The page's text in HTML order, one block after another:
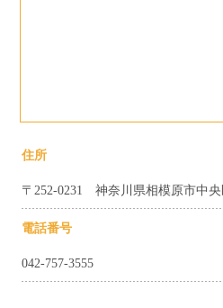
住所
〒252-0231 神奈川県相模原市中
電話番号
042-757-3555